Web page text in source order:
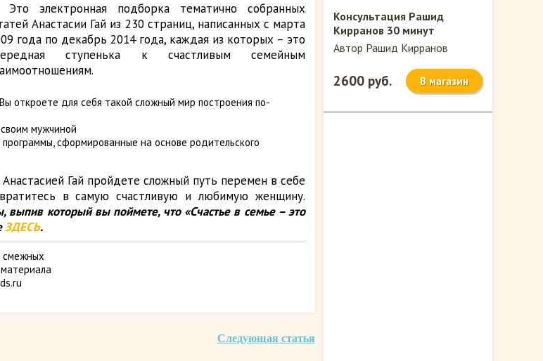
Это электронная подборка тематично собранных
Анастасии Гай из 230 страниц, написанных с марта
года по декабрь 2014 года, каждая из которых – это
ступенька к счастливым семейным
откроете для себя такой сложный мир построения по-
мужчиной
сформированные на основе родительского
Гай пройдете сложный путь перемен в себе
в самую счастливую и любимую женщину.
выпив который вы поймете, что «Счастье в семье – это
ЗДЕСЬ.
смежных
Следующая статья
Консультация Рашид
Кирранов 30 минут
Автор Рашид Кирранов
2600 руб. В магазин